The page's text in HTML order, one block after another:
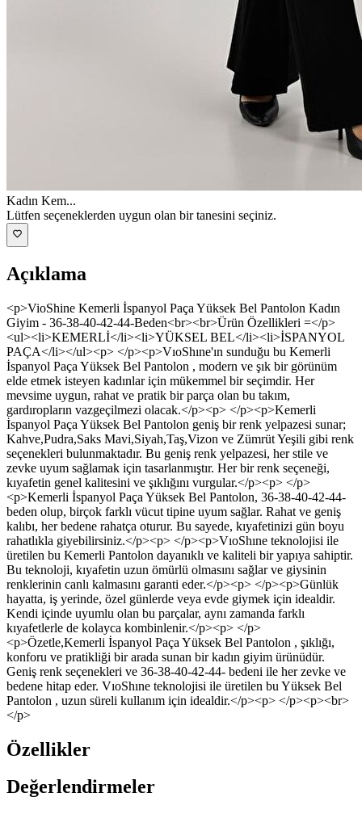
Kadın Kem...
Lütfen seçeneklerden uygun olan bir tanesini seçiniz.
Açıklama
<p>VioShine Kemerli İspanyol Paça Yüksek Bel Pantolon Kadın
Giyim - 36-38-40-42-44-Beden<br><br>Ürün Özellikleri =</p>
<ul><li>KEMERLİ</li><li>YÜKSEL BEL</li><li>İSPANYOL
PAÇA</li></ul><p> </p><p>VıoShıne'ın sunduğu bu Kemerli
İspanyol Paça Yüksek Bel Pantolon , modern ve şık bir görünüm
elde etmek isteyen kadınlar için mükemmel bir seçimdir. Her
mevsime uygun, rahat ve pratik bir parça olan bu takım,
gardıropların vazgeçilmezi olacak.</p><p> </p><p>Kemerli
İspanyol Paça Yüksek Bel Pantolon geniş bir renk yelpazesi sunar;
Kahve,Pudra,Saks Mavi,Siyah,Taş,Vizon ve Zümrüt Yeşili gibi renk
seçenekleri bulunmaktadır. Bu geniş renk yelpazesi, her stile ve
zevke uyum sağlamak için tasarlanmıştır. Her bir renk seçeneği,
kıyafetin genel kalitesini ve şıklığını vurgular.</p><p> </p>
<p>Kemerli İspanyol Paça Yüksek Bel Pantolon, 36-38-40-42-44-
beden olup, birçok farklı vücut tipine uyum sağlar. Rahat ve geniş
kalıbı, her bedene rahatça oturur. Bu sayede, kıyafetinizi gün boyu
rahatlıkla giyebilirsiniz.</p><p> </p><p>VıoShıne teknolojisi ile
üretilen bu Kemerli Pantolon dayanıklı ve kaliteli bir yapıya sahiptir.
Bu teknoloji, kıyafetin uzun ömürlü olmasını sağlar ve giysinin
renklerinin canlı kalmasını garanti eder.</p><p> </p><p>Günlük
hayatta, iş yerinde, özel günlerde veya evde giymek için idealdir.
Kendi içinde uyumlu olan bu parçalar, aynı zamanda farklı
kıyafetlerle de kolayca kombinlenir.</p><p> </p>
<p>Özetle,Kemerli İspanyol Paça Yüksek Bel Pantolon , şıklığı,
konforu ve pratikliği bir arada sunan bir kadın giyim ürünüdür.
Geniş renk seçenekleri ve 36-38-40-42-44- bedeni ile her zevke ve
bedene hitap eder. VıoShıne teknolojisi ile üretilen bu Yüksek Bel
Pantolon , uzun süreli kullanım için idealdir.</p><p> </p><p><br>
</p>
Özellikler
Değerlendirmeler